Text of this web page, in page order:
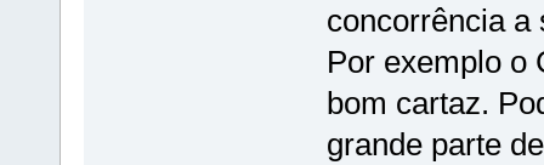
concorrência a
Por exemplo o
bom cartaz.
grande parte